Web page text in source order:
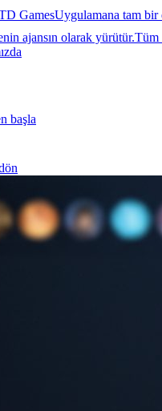
GamesUygulamana tam
ajansın olarak yürütür.Tüm
başla